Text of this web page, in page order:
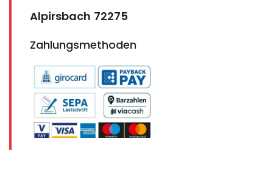
Alpirsbach 72275
Zahlungsmethoden